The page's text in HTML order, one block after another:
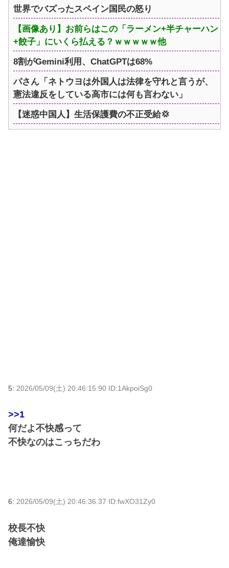
世界でバズったスペイン国民の怒り
【画像あり】お前らはこの「ラーメン+半チャーハン
+餃子」にいくら払える？ｗｗｗｗｗ他
8割がGemini利用、ChatGPTは68%
パさん「ネトウヨは外国人は法律を守れと言うが、
憲法違反をしている高市には何も言わない」
【迷惑中国人】生活保護費の不正受給💢
5: 2026/05/09(土) 20:46:15.90 ID:1AkpoiSg0
>>1
何だよ不快感って
不快なのはこっちだわ
6: 2026/05/09(土) 20:46:36.37 ID:fwXO31Zy0
校長不快
俺達愉快